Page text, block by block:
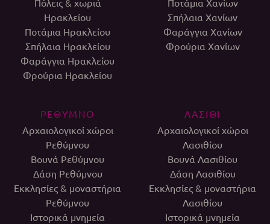
Πόλεις & χωριά
Ηρακλείου
Ποτάμια Ηρακλείου
Σπήλαια Ηρακλείου
Φαράγγια Ηρακλείου
Φρούρια Ηρακλείου
Ποτάμια Χανίων
Σπήλαια Χανίων
Φαράγγια Χανίων
Φρούρια Χανίων
ΡΕΘΥΜΝΟ
Αρχαιολογικοί χώροι
Ρεθύμνου
Βουνά Ρεθύμνου
Δάση Ρεθύμνου
Εκκλησίες & μοναστήρια
Ρεθύμνου
Ιστορικά μνημεία
ΛΑΣΙΘΙ
Αρχαιολογικοί χώροι
Λασιθίου
Βουνά Λασιθίου
Δάση Λασιθίου
Εκκλησίες & μοναστήρια
Λασιθίου
Ιστορικά μνημεία